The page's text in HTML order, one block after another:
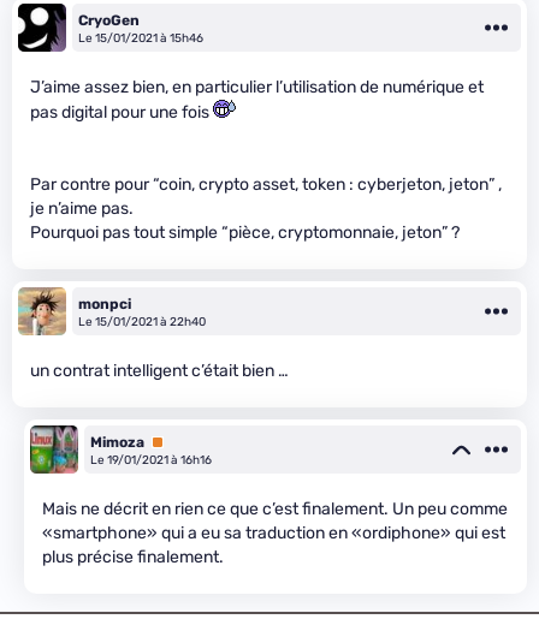
CryoGen
Le 15/01/2021 à 15h46
J’aime assez bien, en particulier l’utilisation de numérique et
pas digital pour une fois
Par contre pour “coin, crypto asset, token : cyberjeton, jeton” ,
je n’aime pas.
Pourquoi pas tout simple “pièce, cryptomonnaie, jeton” ?
monpci
Le 15/01/2021 à 22h40
un contrat intelligent c’était bien …
Mimoza Premium
Le 19/01/2021 à 16h16
Mais ne décrit en rien ce que c’est finalement. Un peu comme
«smartphone» qui a eu sa traduction en «ordiphone» qui est
plus précise finalement.